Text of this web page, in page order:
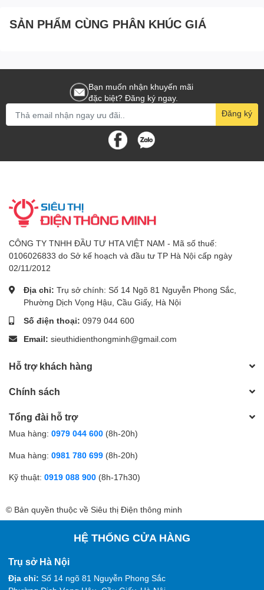
SẢN PHẨM CÙNG PHÂN KHÚC GIÁ
Bạn muốn nhận khuyến mãi
đặc biệt? Đăng ký ngay.
Đăng ký
CÔNG TY TNHH ĐẦU TƯ HTA VIỆT NAM - Mã số thuế:
0106026833 do Sở kế hoạch và đầu tư TP Hà Nội cấp ngày
02/11/2012
Địa chỉ: Trụ sở chính: Số 14 Ngõ 81 Nguyễn Phong Sắc,
Phường Dịch Vọng Hậu, Cầu Giấy, Hà Nội
Số điện thoại: 0979 044 600
Email: sieuthidienthongminh@gmail.com
Hỗ trợ khách hàng
Chính sách
Tổng đài hỗ trợ
Mua hàng: 0979 044 600 (8h-20h)
Mua hàng: 0981 780 699 (8h-20h)
Kỹ thuật: 0919 088 900 (8h-17h30)
© Bản quyền thuộc về Siêu thị Điện thông minh
HỆ THỐNG CỬA HÀNG
Trụ sở Hà Nội
Địa chỉ: Số 14 ngõ 81 Nguyễn Phong Sắc